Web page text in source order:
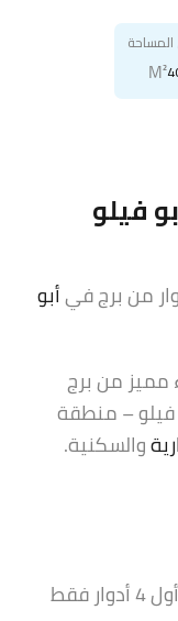
M²
فيلو
أبو
مميز من برج
– منطقة
والسكنية.